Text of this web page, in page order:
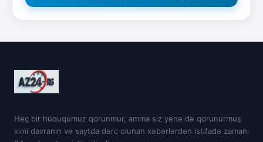
Heç bir hüququmuz qorunmur, amma siz yenə də qorunurmuş
kimi davranın və saytda dərc olunan xəbərlərdən istifadə zamanı